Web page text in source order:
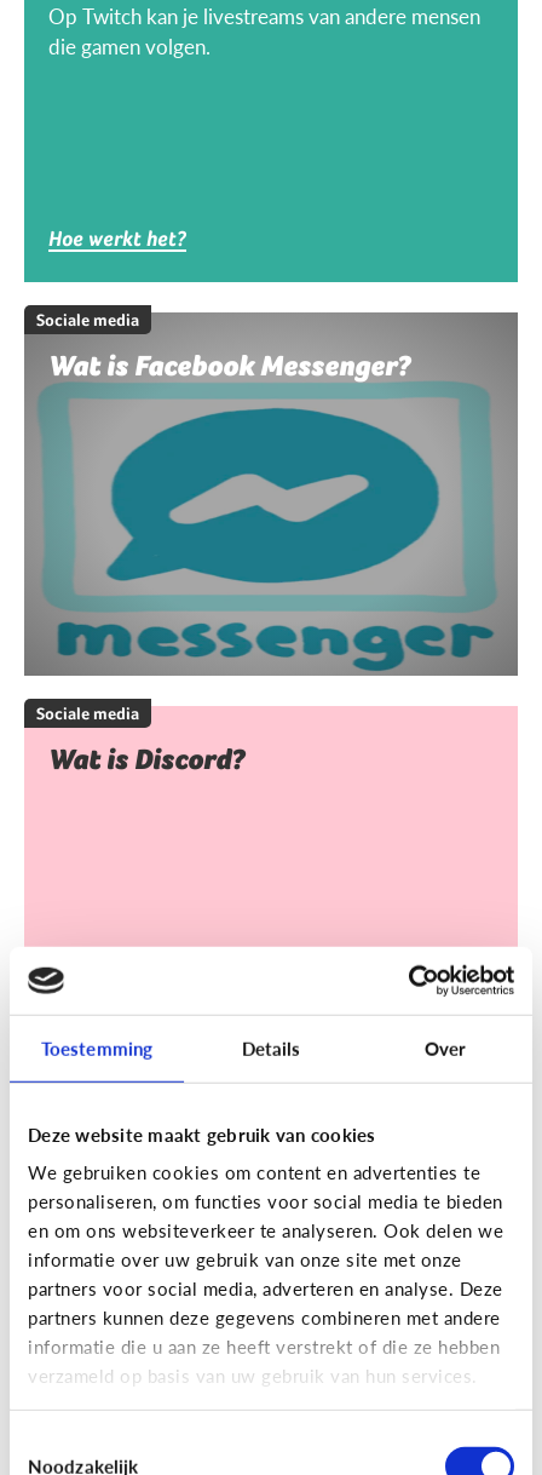
Toestemming Details Over
Deze website maakt gebruik van cookies
We gebruiken cookies om content en advertenties te
personaliseren, om functies voor social media te bieden
en om ons websiteverkeer te analyseren. Ook delen we
informatie over uw gebruik van onze site met onze
partners voor social media, adverteren en analyse. Deze
partners kunnen deze gegevens combineren met andere
informatie die u aan ze heeft verstrekt of die ze hebben
verzameld op basis van uw gebruik van hun services.
Noodzakelijk
Op Twitch kan je livestreams van andere mensen
die gamen volgen.
Hoe werkt het?
Sociale media
Wat is Facebook Messenger?
Sociale media
Wat is Discord?
[Klik & Print]Een account
aanmaken op TikTok? Doe de
TikTok check!
Ontdek de checklist!